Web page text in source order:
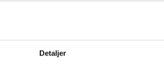
Detaljer